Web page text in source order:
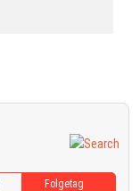
Folgetag